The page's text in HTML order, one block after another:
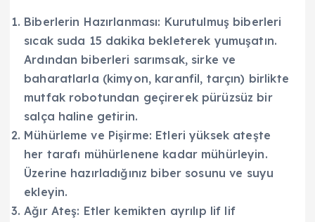
Biberlerin Hazırlanması: Kurutulmuş biberleri
sıcak suda 15 dakika bekleterek yumuşatın.
Ardından biberleri sarımsak, sirke ve
baharatlarla (kimyon, karanfil, tarçın) birlikte
mutfak robotundan geçirerek pürüzsüz bir
salça haline getirin.
Mühürleme ve Pişirme: Etleri yüksek ateşte
her tarafı mühürlenene kadar mühürleyin.
Üzerine hazırladığınız biber sosunu ve suyu
ekleyin.
Ağır Ateş: Etler kemikten ayrılıp lif lif